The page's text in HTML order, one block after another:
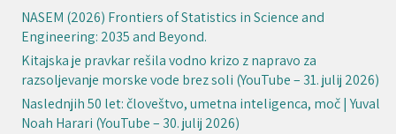
NASEM (2026) Frontiers of Statistics in Science and
Engineering: 2035 and Beyond.
Kitajska je pravkar rešila vodno krizo z napravo za
razsoljevanje morske vode brez soli (YouTube – 31. julij 2026)
Naslednjih 50 let: človeštvo, umetna inteligenca, moč | Yuval
Noah Harari (YouTube – 30. julij 2026)